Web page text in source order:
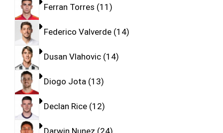
Ferran Torres 11
Federico Valverde 14
Dusan Vlahovic 14
Diogo Jota 13
Declan Rice 12